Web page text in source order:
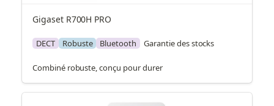
Gigaset R700H PRO
DECT Robuste Bluetooth Garantie des stocks
Combiné robuste, conçu pour durer